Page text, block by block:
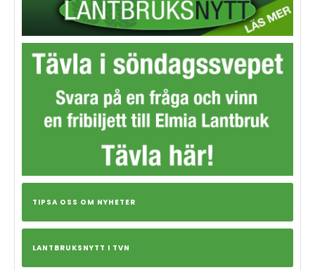
TIPSA OSS OM NYHETER
LANTBRUKSNYTT I TVN